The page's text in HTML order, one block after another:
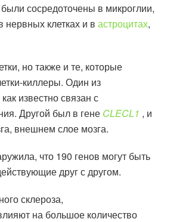
сосредоточены в микроглии,
клетках и в астроцитах,
но также и те, которые
киллеры. Один из
известно связан с
Другой был в гене CLECL1 , и
внешнем слое мозга.
что 190 генов могут быть
друг с другом.
склероза,
на большое количество